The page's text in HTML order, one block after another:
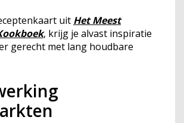
uit Het Meest
, krijg je alvast inspiratie
gerecht met lang houdbare